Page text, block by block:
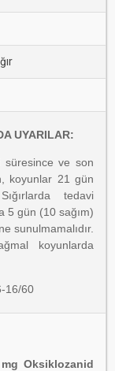
UYARILAR:
süresince ve son
koyunlar 21 gün
tedavi
5 gün (10 sağım)
sunulmamalıdır.
koyunlarda
16/60
Oksiklozanid